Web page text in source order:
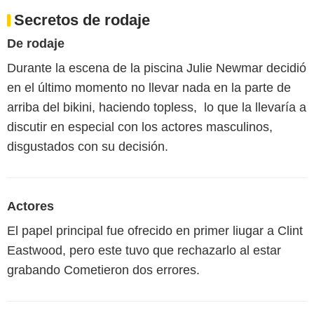
Secretos de rodaje
De rodaje
Durante la escena de la piscina Julie Newmar decidió
en el último momento no llevar nada en la parte de
arriba del bikini, haciendo topless, lo que la llevaría a
discutir en especial con los actores masculinos,
disgustados con su decisión.
Actores
El papel principal fue ofrecido en primer liugar a Clint
Eastwood, pero este tuvo que rechazarlo al estar
grabando Cometieron dos errores.